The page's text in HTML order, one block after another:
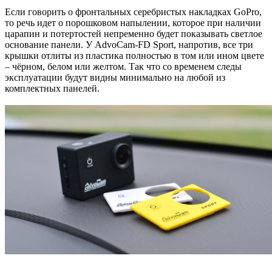
Если говорить о фронтальных серебристых накладках GoPro,
то речь идет о порошковом напылении, которое при наличии
царапин и потертостей непременно будет показывать светлое
основание панели. У AdvoCam-FD Sport, напротив, все три
крышки отлиты из пластика полностью в том или ином цвете
– чёрном, белом или желтом. Так что со временем следы
эксплуатации будут видны минимально на любой из
комплектных панелей.